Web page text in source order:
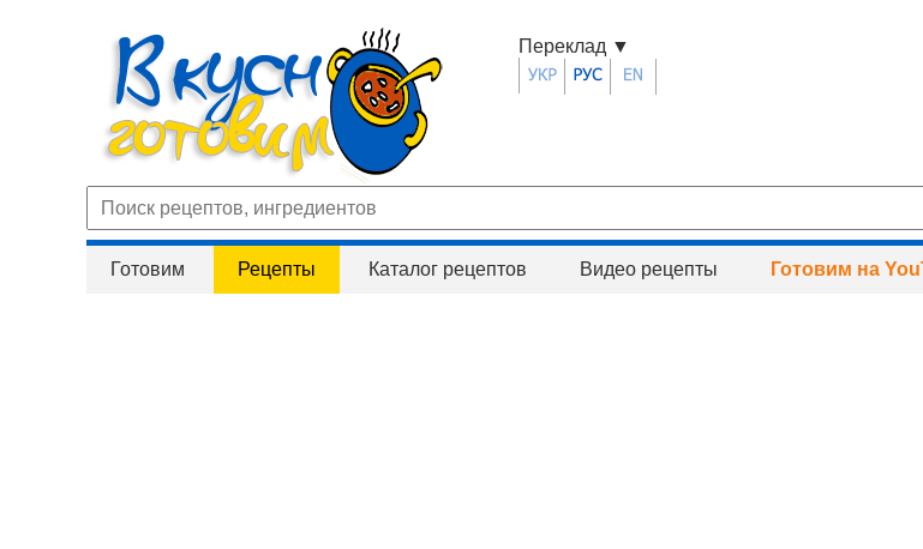
Переклад ▼
Готовим Рецепты Каталог рецептов Видео рецепты Готовим на